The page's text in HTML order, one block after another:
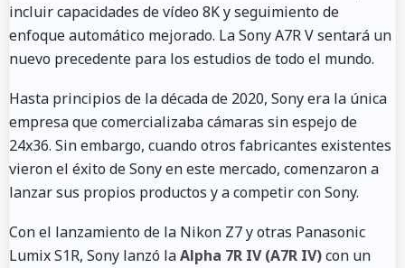
incluir capacidades de vídeo 8K y seguimiento de
enfoque automático mejorado. La Sony A7R V sentará un
nuevo precedente para los estudios de todo el mundo.
Hasta principios de la década de 2020, Sony era la única
empresa que comercializaba cámaras sin espejo de
24x36. Sin embargo, cuando otros fabricantes existentes
vieron el éxito de Sony en este mercado, comenzaron a
lanzar sus propios productos y a competir con Sony.
Con el lanzamiento de la Nikon Z7 y otras Panasonic
Lumix S1R, Sony lanzó laAlpha 7R IV (A7R IV)con un